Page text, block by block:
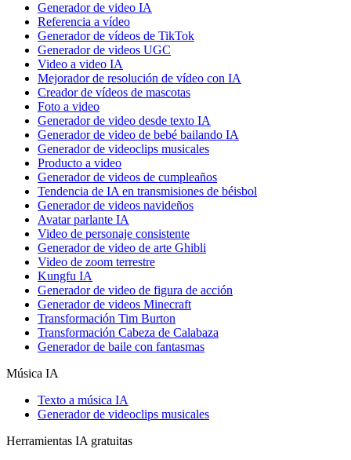
Generador de video IA
Referencia a vídeo
Generador de vídeos de TikTok
Generador de videos UGC
Video a video IA
Mejorador de resolución de vídeo con IA
Creador de vídeos de mascotas
Foto a video
Generador de video desde texto IA
Generador de video de bebé bailando IA
Generador de videoclips musicales
Producto a video
Generador de videos de cumpleaños
Tendencia de IA en transmisiones de béisbol
Generador de videos navideños
Avatar parlante IA
Video de personaje consistente
Generador de video de arte Ghibli
Video de zoom terrestre
Kungfu IA
Generador de video de figura de acción
Generador de videos Minecraft
Transformación Tim Burton
Transformación Cabeza de Calabaza
Generador de baile con fantasmas
Música IA
Texto a música IA
Generador de videoclips musicales
Herramientas IA gratuitas